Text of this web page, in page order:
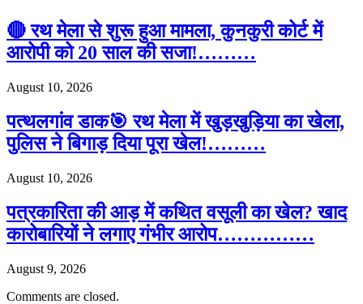
🔴 रथ मेला से शुरू हुआ मामला, कुनकुरी कोर्ट में
आरोपी को 20 साल की सजा!………
August 10, 2026
पत्थलगांव डाक🎯 रथ मेला में खुड़खुड़िया का खेला,
पुलिस ने बिगाड़ दिया पूरा खेल!………
August 10, 2026
पत्रकारिता की आड़ में कथित वसूली का खेल? खाद
कारोबारियों ने लगाए गंभीर आरोप……………
August 9, 2026
Comments are closed.